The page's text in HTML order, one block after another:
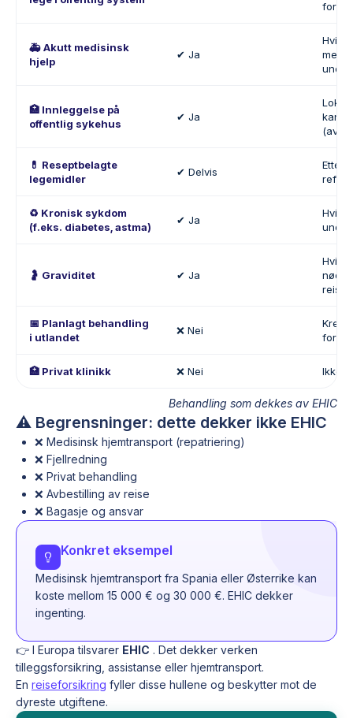
🚑 Akutt medisinsk
hjelp
✔ Ja
Hvis
🏥 Innleggelse på
offentlig sykehus
✔ Ja
Lokal
kan
💊 Reseptbelagte
legemidler
✔ Delvis
Etter
♻️ Kronisk sykdom
(f.eks. diabetes, astma)
✔ Ja
Hvis
🤰 Graviditet ✔ Ja
Hvis
reisen
📅 Planlagt behandling
i utlandet
❌ Nei
🏥 Privat klinikk ❌ Nei Ikke
Behandling som dekkes av EHIC
⚠️ Begrensninger: dette dekker ikke EHIC
❌ Medisinsk hjemtransport (repatriering)
❌ Fjellredning
❌ Privat behandling
❌ Avbestilling av reise
❌ Bagasje og ansvar
Konkret eksempel
Medisinsk hjemtransport fra Spania eller Østerrike kan
koste mellom 15 000 € og 30 000 €. EHIC dekker
ingenting.
👉 I Europa tilsvarer EHIC . Det dekker verken
tilleggsforsikring, assistanse eller hjemtransport.
En reiseforsikring fyller disse hullene og beskytter mot de
dyreste utgiftene.